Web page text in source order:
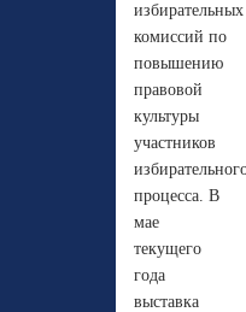
избирательных
комиссий по
повышению
правовой
культуры
участников
процесса. В
мае
текущего
года
выставка